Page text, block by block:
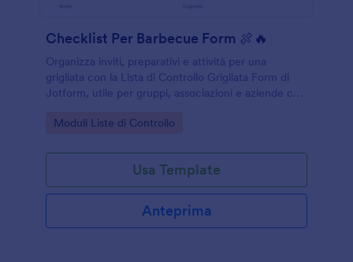
Checklist Per Barbecue Form 🍖🔥
Organizza inviti, preparativi e attività per una
grigliata con la Lista di Controllo Grigliata Form di
Jotform, utile per gruppi, associazioni e aziende che
modulo online.
Go to Category:
Moduli Liste di Controllo
Usa Template
Anteprima